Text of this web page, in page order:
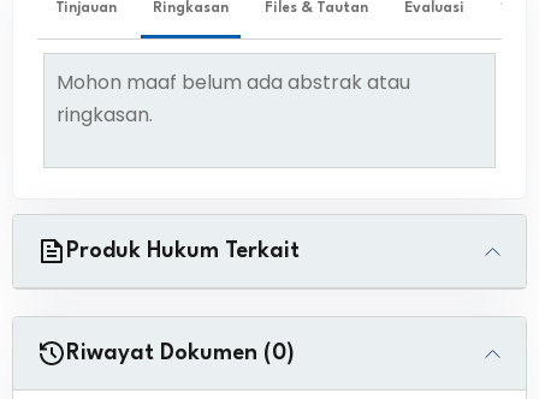
Tinjauan Ringkasan Files & Tautan Evaluasi ✨
Mohon maaf belum ada abstrak atau
ringkasan.
Produk Hukum Terkait
Riwayat Dokumen (0)